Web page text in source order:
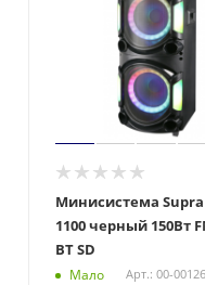
Минисистема Supra
1100 черный 150Вт
BT SD
Мало Арт.: 00-